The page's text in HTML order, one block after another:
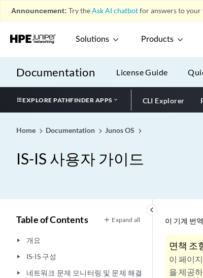
Announcement: Try theAsk AI chatbotfor answers to
Solutions Products
Documentation License Guide
EXPLORE PATHFINDER APPS CLI Explorer
Home Documentation Junos OS
IS-IS 사용자 가이드
keyboard_arrow_left
Table of Contents Expand all
play_arrow 개요
play_arrow IS-IS 구성
play_arrow 네트워크 문제 모니터링 및 문제 해결
이 기계 번
면책 조
이 페이
을 제공